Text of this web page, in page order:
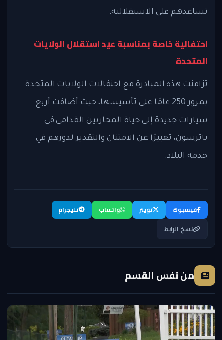
تساعدهم على الاستقلالية.
احتفالية خاصة بمناسبة عيد استقلال الولايات
المتحدة
تزامنت هذه المبادرة مع احتفالات الولايات المتحدة
بمرور 250 عامًا على تأسيسها، حيث أضافت أربع
سيارات جديدة إلى حياة المحاربين القدامى في
باترسون، تعبيرًا عن الامتنان والتقدير لدورهم في
خدمة البلاد.
فيسبوك تويتر واتساب
تليجرام
نسخ الرابط
من نفس القسم